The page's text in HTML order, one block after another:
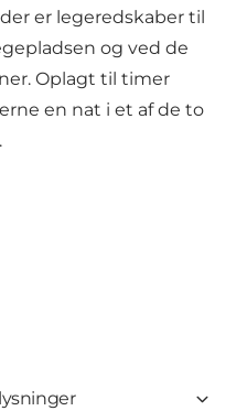
er legeredskaber til
og ved de
Oplagt til timer
en nat i et af de to